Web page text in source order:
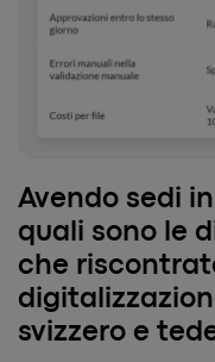
Avendo sedi
quali sono le
che
svizzero e